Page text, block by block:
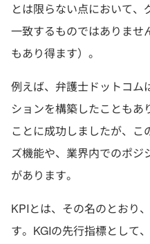
とは限らない点において
一致するものではありませ
もあり得ます）。
例えば、弁護士ドットコム
ションを構築したこともあ
ことに成功しましたが、こ
ズ機能や、業界内でのポジ
があります。
KPIとは、その名のとおり
す。KGIの先行指標として